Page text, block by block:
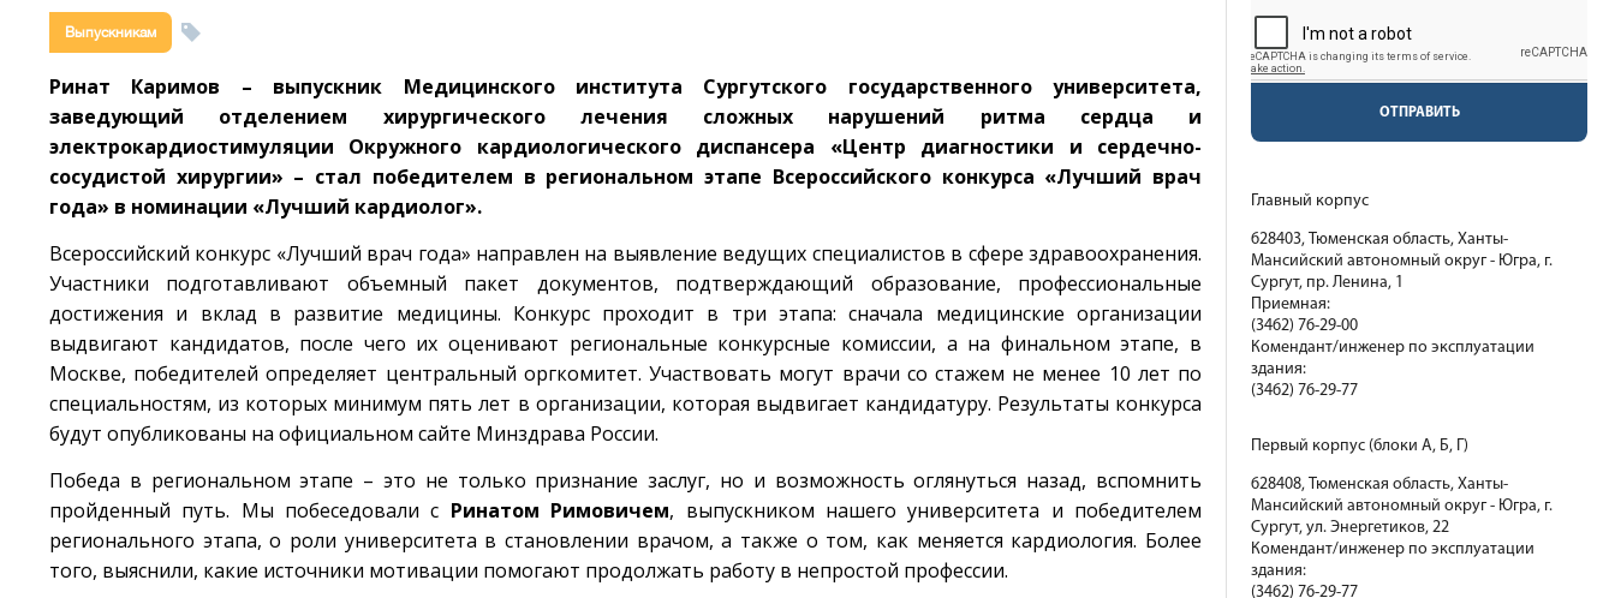
Выпускникам
Ринат Каримов – выпускник Медицинского института Сургутского государственного университета,
заведующий отделением хирургического лечения сложных нарушений ритма сердца и
электрокардиостимуляции Окружного кардиологического диспансера «Центр диагностики и сердечно-
сосудистой хирургии» – стал победителем в региональном этапе Всероссийского конкурса «Лучший врач
года» в номинации «Лучший кардиолог».
Всероссийский конкурс «Лучший врач года» направлен на выявление ведущих специалистов в сфере здравоохранения.
Участники подготавливают объемный пакет документов, подтверждающий образование, профессиональные
достижения и вклад в развитие медицины. Конкурс проходит в три этапа: сначала медицинские организации
выдвигают кандидатов, после чего их оценивают региональные конкурсные комиссии, а на финальном этапе, в
Москве, победителей определяет центральный оргкомитет. Участвовать могут врачи со стажем не менее 10 лет по
специальностям, из которых минимум пять лет в организации, которая выдвигает кандидатуру. Результаты конкурса
будут опубликованы на официальном сайте Минздрава России.
Победа в региональном этапе – это не только признание заслуг, но и возможность оглянуться назад, вспомнить
пройденный путь. Мы побеседовали с Ринатом Римовичем, выпускником нашего университета и победителем
регионального этапа, о роли университета в становлении врачом, а также о том, как меняется кардиология. Более
того, выяснили, какие источники мотивации помогают продолжать работу в непростой профессии.
ОТПРАВИТЬ
Главный корпус
628403, Тюменская область, Ханты-
Мансийский автономный округ - Югра, г.
Сургут, пр. Ленина, 1
Приемная:
(3462) 76-29-00
Комендант/инженер по эксплуатации
здания:
(3462) 76-29-77
Первый корпус (блоки А, Б, Г)
628408, Тюменская область, Ханты-
Мансийский автономный округ - Югра, г.
Сургут, ул. Энергетиков, 22
Комендант/инженер по эксплуатации
здания:
(3462) 76-29-77